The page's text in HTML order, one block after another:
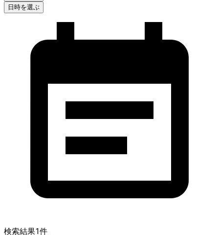
日時を選ぶ
検索結果1件